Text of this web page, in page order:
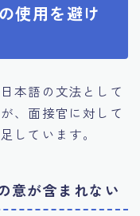
使用を避け
本語の文法として
、面接官に対して
しています。
意が含まれない